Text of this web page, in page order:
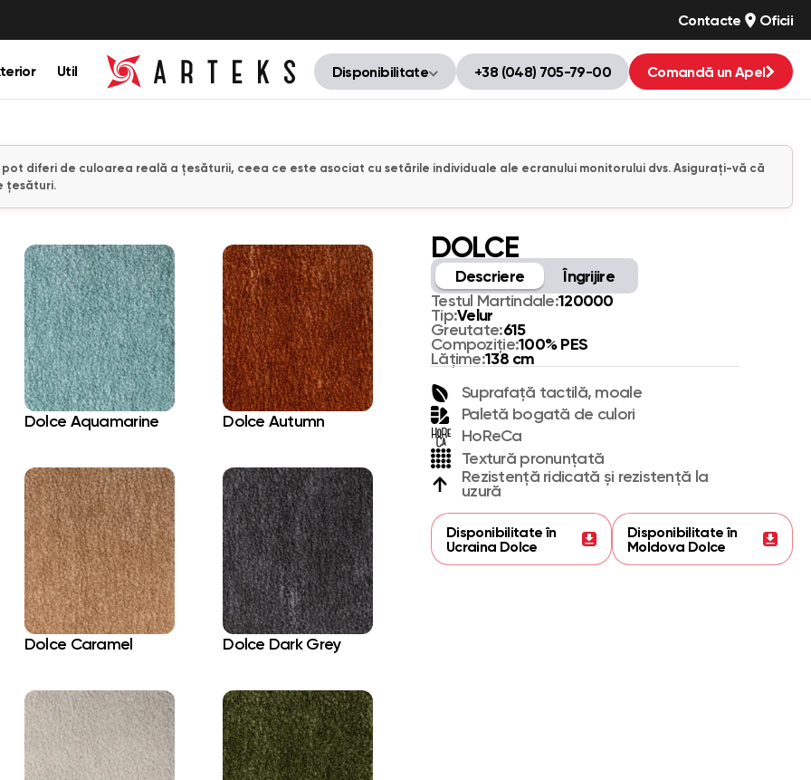
Contacte Oficii
Util Disponibilitate +38 (048) 705-79-00 Comandă un Apel
diferi de culoarea reală a țesăturii, ceea ce este asociat cu setările individuale ale ecranului monitorului dvs. Asigurați-vă că
țesături.
Dolce Aquamarine Dolce Autumn
Dolce Caramel Dolce Dark Grey
DOLCE
Descriere Îngrijire
Testul Martindale:120000
Tip:Velur
Greutate:615
Compoziție:100% PES
Lățime:138 cm
Suprafață tactilă, moale
Paletă bogată de culori
HoReCa
Textură pronunțată
Rezistență ridicată și rezistență la
uzură
Disponibilitate în
Ucraina Dolce
Disponibilitate în
Moldova Dolce